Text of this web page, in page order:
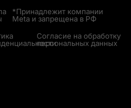
*Принадлежит компании
Meta и запрещена в РФ
Согласие на обработку
персональных данных